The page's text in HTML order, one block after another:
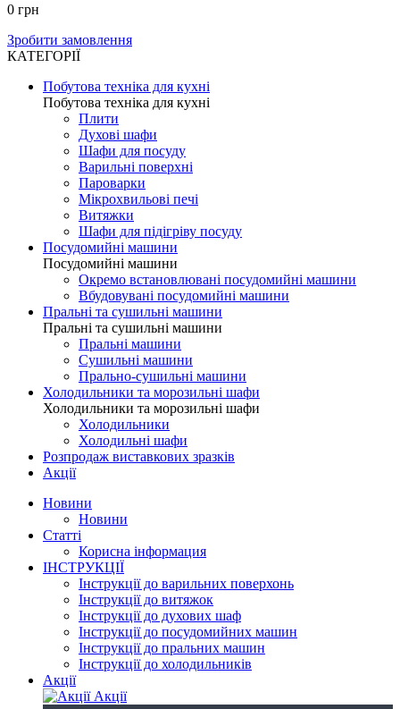
0 грн
Зробити замовлення
КАТЕГОРІЇ
Побутова техніка для кухні
Побутова техніка для кухні
Плити
Духові шафи
Шафи для посуду
Варильні поверхні
Пароварки
Мікрохвильові печі
Витяжки
Шафи для підігріву посуду
Посудомийні машини
Посудомийні машини
Окремо встановлювані посудомийні машини
Вбудовувані посудомийні машини
Пральні та сушильні машини
Пральні та сушильні машини
Пральні машини
Сушильні машини
Прально-сушильні машини
Холодильники та морозильні шафи
Холодильники та морозильні шафи
Холодильники
Холодильні шафи
Розпродаж виставкових зразків
Акції
Новини
Новини
Статті
Корисна інформация
ІНСТРУКЦІЇ
Інструкції до варильних поверхонь
Інструкції до витяжок
Інструкції до духових шаф
Інструкції до посудомийних машин
Інструкції до пральних машин
Інструкції до холодильників
Акції
Акції